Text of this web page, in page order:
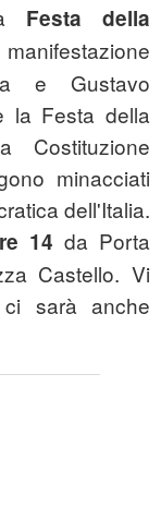
Festa della
e Gustavo
la Festa della
Costituzione
minacciati
dell'Italia.
14 da Porta
Castello. Vi
sarà anche